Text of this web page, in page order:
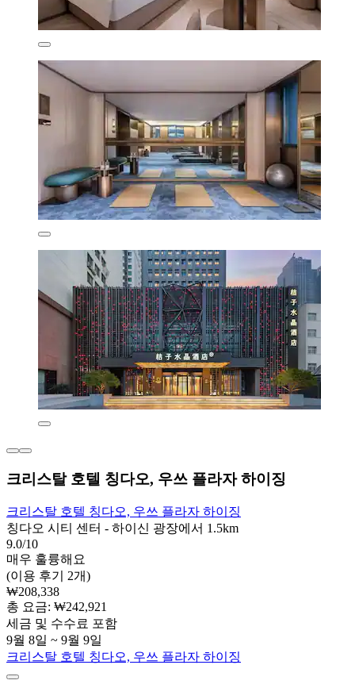
크리스탈 호텔 칭다오, 우쓰 플라자 하이징
크리스탈 호텔 칭다오, 우쓰 플라자 하이징
칭다오 시티 센터 - 하이신 광장에서 1.5km
9.0/10
매우 훌륭해요
(이용 후기 2개)
₩208,338
총 요금: ₩242,921
세금 및 수수료 포함
9월 8일 ~ 9월 9일
크리스탈 호텔 칭다오, 우쓰 플라자 하이징